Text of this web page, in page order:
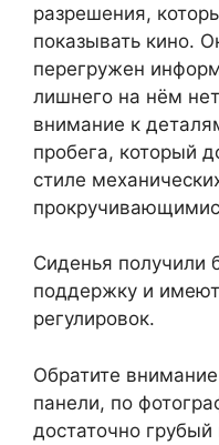
разрешения,
показывать кино.
перегружен
лишнего на нём
внимание к
пробега, который
стиле
Сиденья получили
поддержку и
регулировок.
Обратите
панели, по
достаточно